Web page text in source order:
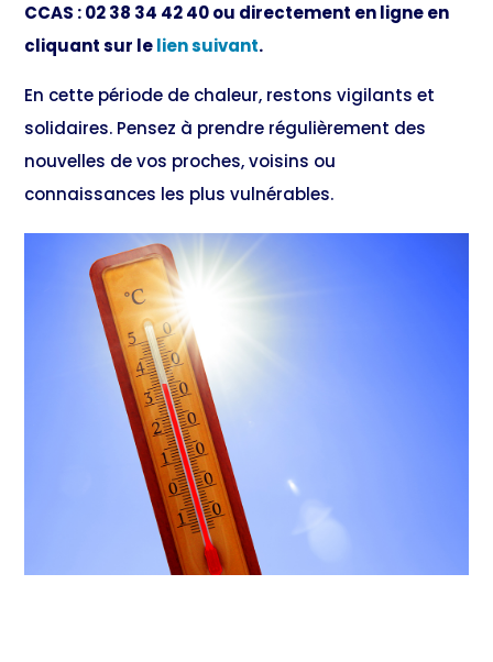
CCAS : 02 38 34 42 40ou directement en ligne en
cliquant sur lelien suivant.
En cette période de chaleur, restons vigilants et
solidaires. Pensez à prendre régulièrement des
nouvelles de vos proches, voisins ou
connaissances les plus vulnérables.